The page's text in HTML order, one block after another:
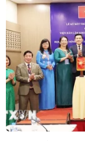
An toàn khu
được cấp thẻ
Theo Bảo
tính đến ngày
hoàn thành
y tế cho đối
Tuy nhiên, tại
còn 7.649